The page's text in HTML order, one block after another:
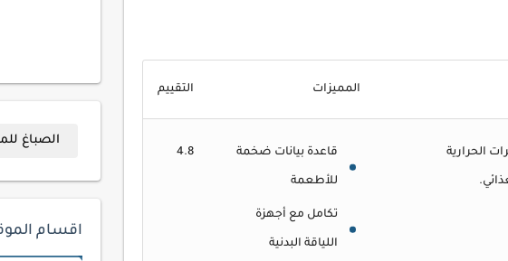
المميزات التقييم
الحرارية قاعدة بيانات ضخمة
للأطعمة
تكامل مع أجهزة
اللياقة البدنية
4.8
الصباغ
اقسام